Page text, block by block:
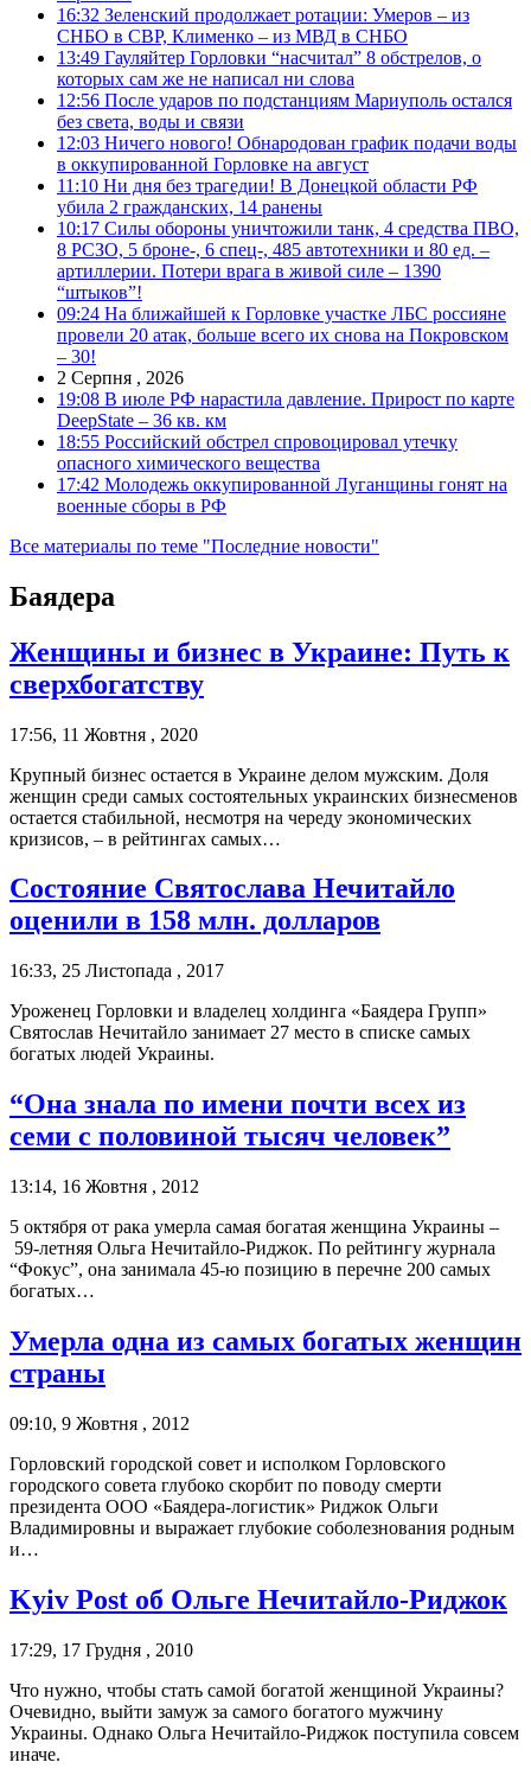
16:32 Зеленский продолжает ротации: Умеров – из
СНБО в СВР, Клименко – из МВД в СНБО
13:49 Гауляйтер Горловки “насчитал” 8 обстрелов, о
которых сам же не написал ни слова
12:56 После ударов по подстанциям Мариуполь остался
без света, воды и связи
12:03 Ничего нового! Обнародован график подачи воды
в оккупированной Горловке на август
11:10 Ни дня без трагедии! В Донецкой области РФ
убила 2 гражданских, 14 ранены
10:17 Силы обороны уничтожили танк, 4 средства ПВО,
8 РСЗО, 5 броне-, 6 спец-, 485 автотехники и 80 ед. –
артиллерии. Потери врага в живой силе – 1390
“штыков”!
09:24 На ближайшей к Горловке участке ЛБС россияне
провели 20 атак, больше всего их снова на Покровском
– 30!
2 Серпня , 2026
19:08 В июле РФ нарастила давление. Прирост по карте
DeepState – 36 кв. км
18:55 Российский обстрел спровоцировал утечку
опасного химического вещества
17:42 Молодежь оккупированной Луганщины гонят на
военные сборы в РФ
Все материалы по теме "Последние новости"
Баядера
Женщины и бизнес в Украине: Путь к
сверхбогатству
17:56, 11 Жовтня , 2020
Крупный бизнес остается в Украине делом мужским. Доля
женщин среди самых состоятельных украинских бизнесменов
остается стабильной, несмотря на череду экономических
кризисов, – в рейтингах самых…
Состояние Святослава Нечитайло
оценили в 158 млн. долларов
16:33, 25 Листопада , 2017
Уроженец Горловки и владелец холдинга «Баядера Групп»
Святослав Нечитайло занимает 27 место в списке самых
богатых людей Украины.
“Она знала по имени почти всех из
семи с половиной тысяч человек”
13:14, 16 Жовтня , 2012
5 октября от рака умерла самая богатая женщина Украины –
59-летняя Ольга Нечитайло-Риджок. По рейтингу журнала
“Фокус”, она занимала 45-ю позицию в перечне 200 самых
богатых…
Умерла одна из самых богатых женщин
страны
09:10, 9 Жовтня , 2012
Горловский городской совет и исполком Горловского
городского совета глубоко скорбит по поводу смерти
президента ООО «Баядера-логистик» Риджок Ольги
Владимировны и выражает глубокие соболезнования родным
и…
Kyiv Post об Ольге Нечитайло-Риджок
17:29, 17 Грудня , 2010
Что нужно, чтобы стать самой богатой женщиной Украины?
Очевидно, выйти замуж за самого богатого мужчину
Украины. Однако Ольга Нечитайло-Риджок поступила совсем
иначе.